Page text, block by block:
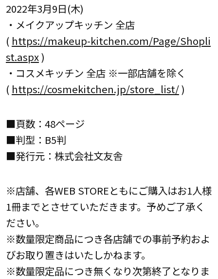
2022年3月9日(木)
・メイクアップキッチン 全店
( https://makeup-kitchen.com/Page/Shopli
st.aspx)
・コスメキッチン 全店 ※一部店舗を除く
( https://cosmekitchen.jp/store_list/)
■頁数：48ページ
■判型：B5判
■発行元：株式会社文友舎
※店舗、各WEB STOREともにご購入はお1人様
1冊までとさせていただきます。予めご了承く
ださい。
※数量限定商品につき各店舗での事前予約およ
びお取り置きはいたしかねます。
※数量限定品につき無くなり次第終了となりま